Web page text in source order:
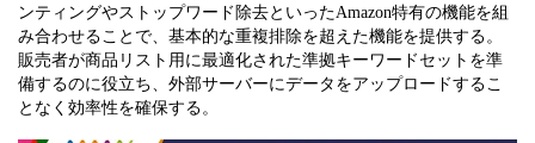
ンティングやストップワード除去といったAmazon特有の機能を組
み合わせることで、基本的な重複排除を超えた機能を提供する。
販売者が商品リスト用に最適化された準拠キーワードセットを準
備するのに役立ち、外部サーバーにデータをアップロードするこ
となく効率性を確保する。